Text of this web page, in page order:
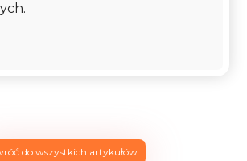
do wszystkich artykułów